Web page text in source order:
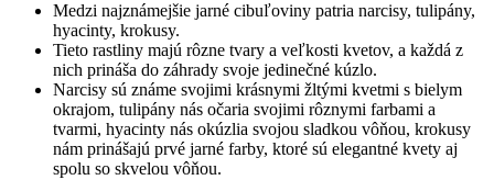
Medzi najznámejšie jarné cibuľoviny patria narcisy, tulipány,
hyacinty, krokusy.
Tieto rastliny majú rôzne tvary a veľkosti kvetov, a každá z
nich prináša do záhrady svoje jedinečné kúzlo.
Narcisy sú známe svojimi krásnymi žltými kvetmi s bielym
okrajom, tulipány nás očaria svojimi rôznymi farbami a
tvarmi, hyacinty nás okúzlia svojou sladkou vôňou, krokusy
nám prinášajú prvé jarné farby, ktoré sú elegantné kvety aj
spolu so skvelou vôňou.